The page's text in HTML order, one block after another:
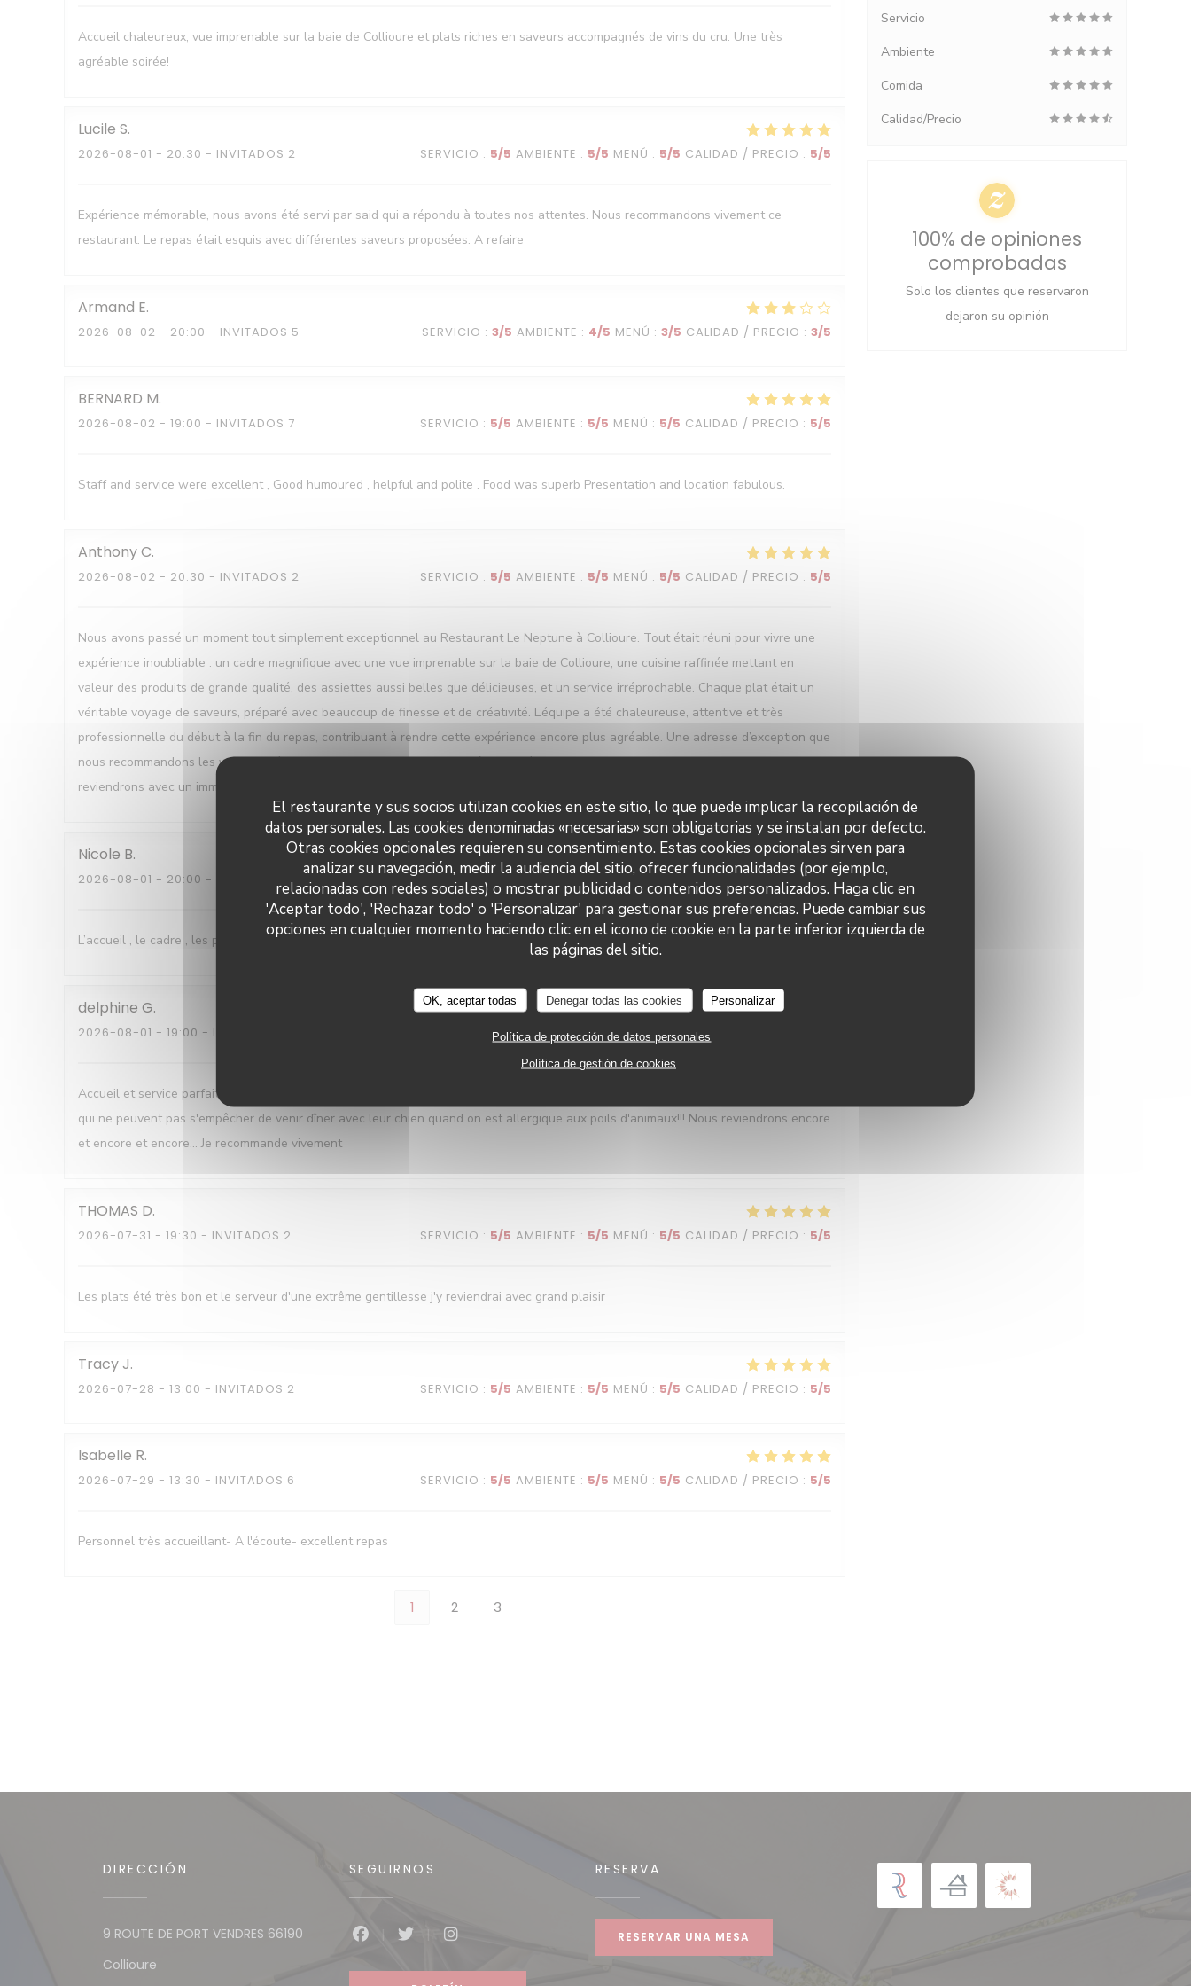
El restaurante y sus socios utilizan cookies en este sitio, lo que puede implicar la recopilación de
datos personales. Las cookies denominadas «necesarias» son obligatorias y se instalan por defecto.
Otras cookies opcionales requieren su consentimiento. Estas cookies opcionales sirven para
analizar su navegación, medir la audiencia del sitio, ofrecer funcionalidades (por ejemplo,
relacionadas con redes sociales) o mostrar publicidad o contenidos personalizados. Haga clic en
'Aceptar todo', 'Rechazar todo' o 'Personalizar' para gestionar sus preferencias. Puede cambiar sus
opciones en cualquier momento haciendo clic en el icono de cookie en la parte inferior izquierda de
las páginas del sitio.
OK, aceptar todas Denegar todas las cookies Personalizar
Política de protección de datos personales
Política de gestión de cookies
Accueil chaleureux, vue imprenable sur la baie de Collioure et plats riches en saveurs accompagnés de vins du cru. Une très
agréable soirée!
Lucile S
2026-08-01 - 20:30 - INVITADOS 2 SERVICIO : 5/5 AMBIENTE : 5/5 MENÚ : 5/5 CALIDAD / PRECIO : 5/5
Expérience mémorable, nous avons été servi par said qui a répondu à toutes nos attentes. Nous recommandons vivement ce
restaurant. Le repas était esquis avec différentes saveurs proposées. A refaire
Armand E
2026-08-02 - 20:00 - INVITADOS 5 SERVICIO : 3/5 AMBIENTE : 4/5 MENÚ : 3/5 CALIDAD / PRECIO : 3/5
BERNARD M
2026-08-02 - 19:00 - INVITADOS 7 SERVICIO : 5/5 AMBIENTE : 5/5 MENÚ : 5/5 CALIDAD / PRECIO : 5/5
Staff and service were excellent , Good humoured , helpful and polite . Food was superb Presentation and location fabulous.
AnthonyC
2026-08-02 - 20:30 - INVITADOS 2 SERVICIO : 5/5 AMBIENTE : 5/5 MENÚ : 5/5 CALIDAD / PRECIO : 5/5
Nous avons passé un moment tout simplement exceptionnel au Restaurant Le Neptune à Collioure. Tout était réuni pour vivre une
expérience inoubliable : un cadre magnifique avec une vue imprenable sur la baie de Collioure, une cuisine raffinée mettant en
valeur des produits de grande qualité, des assiettes aussi belles que délicieuses, et un service irréprochable. Chaque plat était un
véritable voyage de saveurs, préparé avec beaucoup de finesse et de créativité. L’équipe a été chaleureuse, attentive et très
professionnelle du début à la fin du repas, contribuant à rendre cette expérience encore plus agréable. Une adresse d’exception que
nous recommandons les yeux fermés. Un grand bravo au chef ainsi qu’à toute l’équipe pour leur passion et leur savoir-faire. Nous
reviendrons avec un immense plaisir !
Nicole B
2026-08-01 - 20:00 - INVITADOS 5 SERVICIO: 5 /5 AMBIENTE : 5/5 MENÚ: 5/5 CALIDAD / PRECIO : 4/5
L’accueil , le cadre , les plats sont délicats et succulents
delphine G
2026-08-01 - 19:00 - INVITADOS 2 5/5 AMBIENTE: 4/5 MENÚ: 5/5 CALIDAD / PRECIO
Accueil et service parfait. Dans les assiettes des mets délicieux. Lieu de toute beauté. En revanche pénible de devoir subir les gens
qui ne peuvent pas s'empêcher de venir dîner avec leur chien quand on est allergique aux poils d'animaux!!! Nous reviendrons encore
et encore et encore... Je recommande vivement
THOMAS D
2026-07-31 - 19:30 - INVITADOS 2 SERVICIO : 5/5 AMBIENTE : 5/5 MENÚ : 5/5 CALIDAD / PRECIO : 5/5
Les plats été très bon et le serveur d'une extrême gentillesse j'y reviendrai avec grand plaisir
TracyJ
2026-07-28 - 13:00 - INVITADOS 2 SERVICIO : 5/5 AMBIENTE : 5/5 MENÚ : 5/5 CALIDAD / PRECIO : 5/5
Isabelle R
2026-07-29 - 13:30 - INVITADOS 6 SERVICIO : 5/5 AMBIENTE : 5/5 MENÚ : 5/5 CALIDAD / PRECIO : 5/5
Personnel très accueillant- A l'écoute- excellent repas
1 2 3
Servicio
Ambiente
Comida
Calidad/Precio
100% de opiniones
comprobadas
Solo los clientes que reservaron
dejaron su opinión
DIRECCIÓN
9 ROUTE DE PORT VENDRES 66190
Collioure((abre en una nueva ventana))
SEGUIRNOS
Facebook ((abre en una nueva ventana))
RESERVA
RESERVAR UNA MESA
Le Neptune